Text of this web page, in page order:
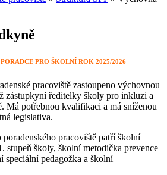
PRO ŠKOLNÍ ROK 2025/2026
pracoviště zastoupeno výchovnou
zástupkyní ředitelky školy pro inkluzi a
Má potřebnou kvalifikaci a má sníženou
legislativa.
pracoviště patří školní
stupeň školy, školní metodička prevence
speciální pedagožka a školní